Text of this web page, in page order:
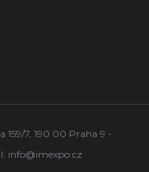
159/7, 190 00 Praha 9 -
info@imexpo.cz